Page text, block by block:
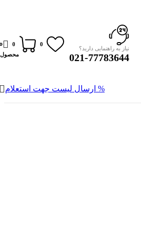
نیاز به راهنمایی دارید؟
021-77783644
0
0
محصول
% ارسال لیست جهت استعلام